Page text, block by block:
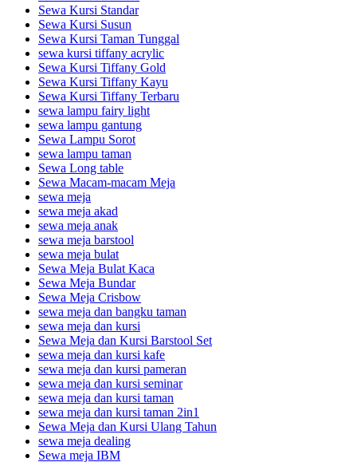
Sewa Kursi Standar
Sewa Kursi Susun
Sewa Kursi Taman Tunggal
sewa kursi tiffany acrylic
Sewa Kursi Tiffany Gold
Sewa Kursi Tiffany Kayu
Sewa Kursi Tiffany Terbaru
sewa lampu fairy light
sewa lampu gantung
Sewa Lampu Sorot
sewa lampu taman
Sewa Long table
Sewa Macam-macam Meja
sewa meja
sewa meja akad
sewa meja anak
sewa meja barstool
sewa meja bulat
Sewa Meja Bulat Kaca
Sewa Meja Bundar
Sewa Meja Crisbow
sewa meja dan bangku taman
sewa meja dan kursi
Sewa Meja dan Kursi Barstool Set
sewa meja dan kursi kafe
sewa meja dan kursi pameran
sewa meja dan kursi seminar
sewa meja dan kursi taman
sewa meja dan kursi taman 2in1
Sewa Meja dan Kursi Ulang Tahun
sewa meja dealing
Sewa meja IBM